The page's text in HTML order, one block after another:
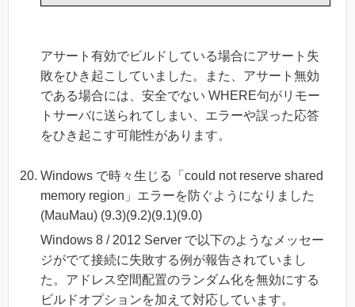
アサート有効でビルドしている場合にアサート失
敗をひき起こしていました。また、アサート無効
である場合には、安全でない WHERE句がリモー
トサーバに送られてしまい、エラーや誤った応答
をひき起こす可能性があります。
Windows で時々生じる「could not reserve shared
memory region」エラーを防ぐようになりました
(MauMau) (9.3)(9.2)(9.1)(9.0)
Windows 8 / 2012 Server で以下のようなメッセー
ジがでて接続に失敗する例が報告されていまし
た。アドレス空間配置のランダム化を無効にする
ビルドオプションを加えて対応しています。